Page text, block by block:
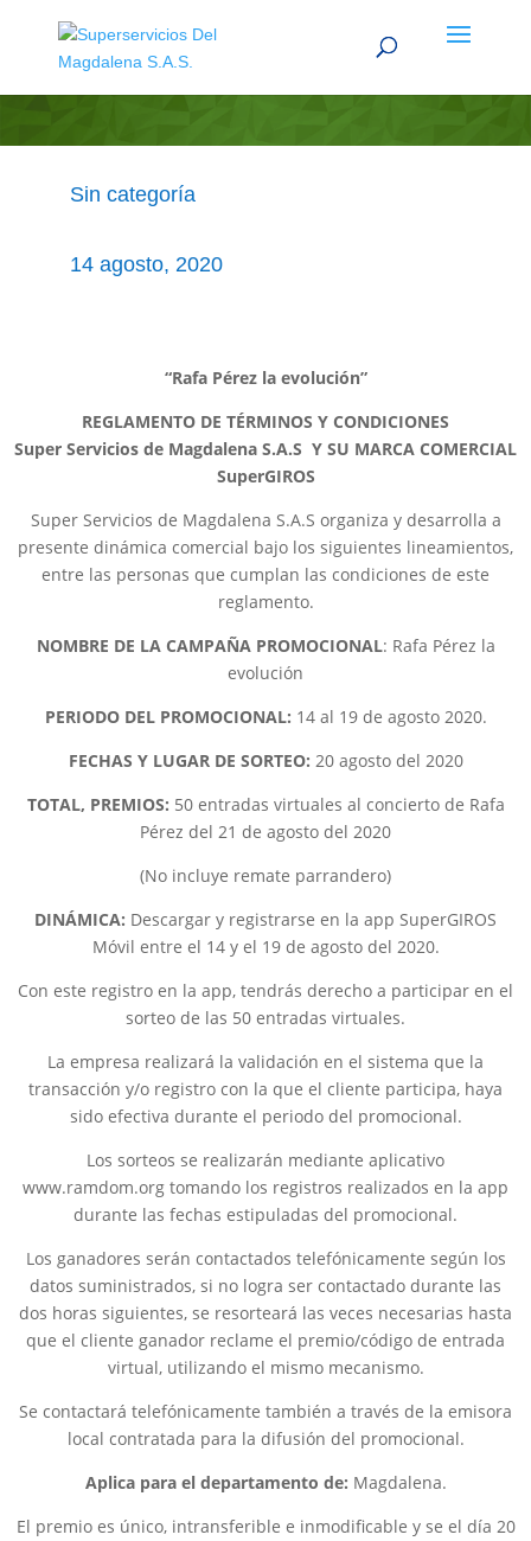
Sin categoría
14 agosto, 2020
“Rafa Pérez la evolución”
REGLAMENTO DE TÉRMINOS Y CONDICIONES
Super Servicios de Magdalena S.A.S Y SU MARCA COMERCIAL
SuperGIROS
Super Servicios de Magdalena S.A.S organiza y desarrolla a
presente dinámica comercial bajo los siguientes lineamientos,
entre las personas que cumplan las condiciones de este
reglamento.
NOMBRE DE LA CAMPAÑA PROMOCIONAL: Rafa Pérez la
evolución
PERIODO DEL PROMOCIONAL: 14 al 19 de agosto 2020.
FECHAS Y LUGAR DE SORTEO: 20 agosto del 2020
TOTAL, PREMIOS: 50 entradas virtuales al concierto de Rafa
Pérez del 21 de agosto del 2020
(No incluye remate parrandero)
DINÁMICA: Descargar y registrarse en la app SuperGIROS
Móvil entre el 14 y el 19 de agosto del 2020.
Con este registro en la app, tendrás derecho a participar en el
sorteo de las 50 entradas virtuales.
La empresa realizará la validación en el sistema que la
transacción y/o registro con la que el cliente participa, haya
sido efectiva durante el periodo del promocional.
Los sorteos se realizarán mediante aplicativo
www.ramdom.org tomando los registros realizados en la app
durante las fechas estipuladas del promocional.
Los ganadores serán contactados telefónicamente según los
datos suministrados, si no logra ser contactado durante las
dos horas siguientes, se resorteará las veces necesarias hasta
que el cliente ganador reclame el premio/código de entrada
virtual, utilizando el mismo mecanismo.
Se contactará telefónicamente también a través de la emisora
local contratada para la difusión del promocional.
Aplica para el departamento de: Magdalena.
El premio es único, intransferible e inmodificable y se el día 20